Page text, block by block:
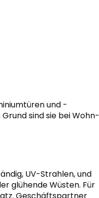
und -
sind sie bei Wohn-
UV-Strahlen, und
glühende Wüsten. Für